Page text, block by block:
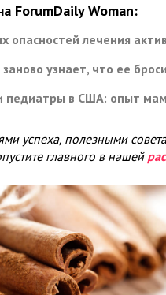
ForumDaily Woman:
опасностей лечения
узнает, что ее
педиатры в США: опыт
успеха, полезными
главного в нашей